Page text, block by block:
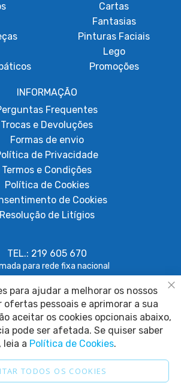
Cartas
Fantasias
Pinturas Faciais
Lego
Promoções
INFORMAÇÃO
Frequentes
Trocas e Devoluções
Formas de envio
de Privacidade
Termos e Condições
Política de Cookies
de Cookies
Resolução de Litígios
TEL.: 219 605 670
para rede fixa nacional
Penas. Todos os direitos reservados.
para ajudar a melhorar os nossos
pessoais e aprimorar a sua
aceitar os cookies opcionais abaixo,
pode ser afetada. Se quiser saber
leia a Política de Cookies.
TODOS OS COOKIES